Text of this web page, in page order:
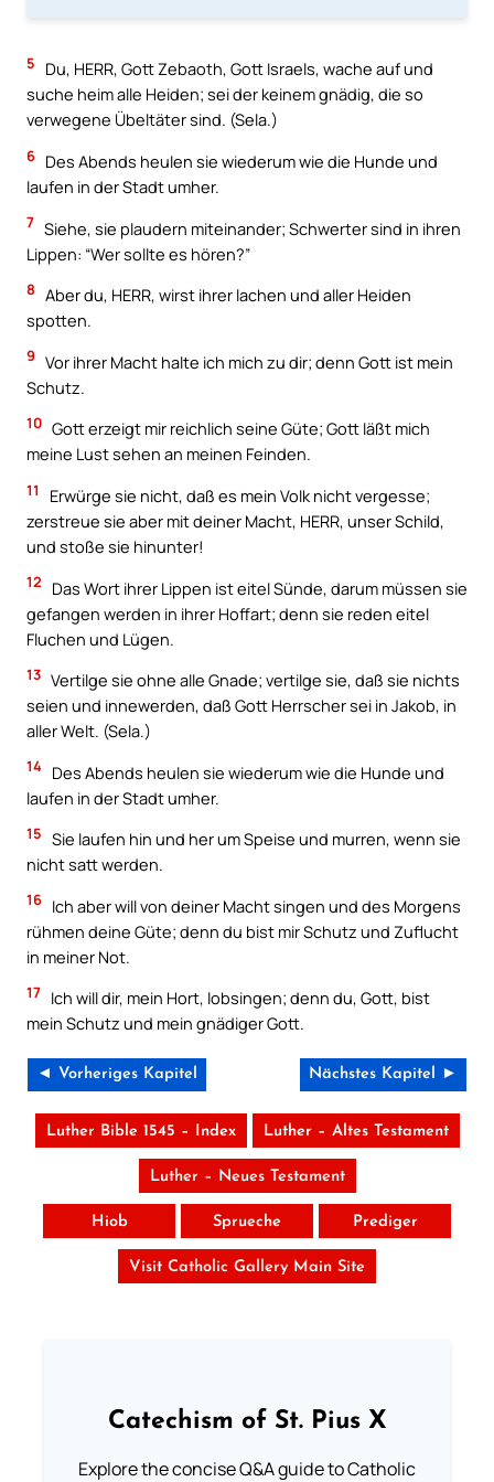
5
Du, HERR, Gott Zebaoth, Gott Israels, wache auf und
suche heim alle Heiden; sei der keinem gnädig, die so
verwegene Übeltäter sind. (Sela.)
6 Des Abends heulen sie wiederum wie die Hunde und
laufen in der Stadt umher.
7 Siehe, sie plaudern miteinander; Schwerter sind in ihren
Lippen: “Wer sollte es hören?”
8 Aber du, HERR, wirst ihrer lachen und aller Heiden
spotten.
9 Vor ihrer Macht halte ich mich zu dir; denn Gott ist mein
Schutz.
10 Gott erzeigt mir reichlich seine Güte; Gott läßt mich
meine Lust sehen an meinen Feinden.
11
Erwürge sie nicht, daß es mein Volk nicht vergesse;
zerstreue sie aber mit deiner Macht, HERR, unser Schild,
und stoße sie hinunter!
12
Das Wort ihrer Lippen ist eitel Sünde, darum müssen sie
gefangen werden in ihrer Hoffart; denn sie reden eitel
Fluchen und Lügen.
13 Vertilge sie ohne alle Gnade; vertilge sie, daß sie nichts
seien und innewerden, daß Gott Herrscher sei in Jakob, in
aller Welt. (Sela.)
14 Des Abends heulen sie wiederum wie die Hunde und
laufen in der Stadt umher.
15 Sie laufen hin und her um Speise und murren, wenn sie
nicht satt werden.
16 Ich aber will von deiner Macht singen und des Morgens
rühmen deine Güte; denn du bist mir Schutz und Zuflucht
in meiner Not.
17 Ich will dir, mein Hort, lobsingen; denn du, Gott, bist
mein Schutz und mein gnädiger Gott.
◄ Vorheriges Kapitel Nächstes Kapitel ►
Luther Bible 1545 – Index Luther – Altes Testament
Luther – Neues Testament
Hiob Sprueche Prediger
Visit Catholic Gallery Main Site
Catechism of St. Pius X
Explore the concise Q&A guide to Catholic